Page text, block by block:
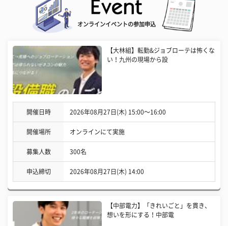
オンラインイベントの参加申込
【大林組】転勤&ジョブローテは怖くな
い！九州の現場から設
開催日時 2026年08月27日(木) 15:00〜16:00
開催場所 オンラインにて実施
募集人数 300名
申込締切 2026年08月27日(木) 14:00
【中部電力】「きれいごと」を貫き、
想いを形にする！中部電